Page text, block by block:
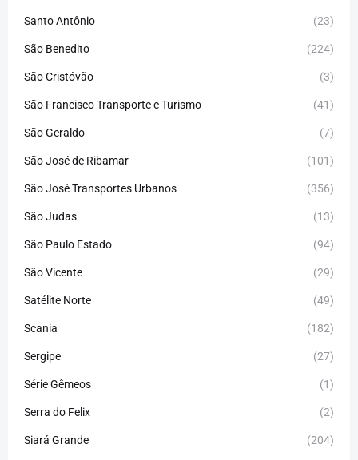
Santo Antônio (23)
São Benedito (224)
São Cristóvão (3)
São Francisco Transporte e Turismo (41)
São Geraldo (7)
São José de Ribamar (101)
São José Transportes Urbanos (356)
São Judas (13)
São Paulo Estado (94)
São Vicente (29)
Satélite Norte (49)
Scania (182)
Sergipe (27)
Série Gêmeos (1)
Serra do Felix (2)
Siará Grande (204)